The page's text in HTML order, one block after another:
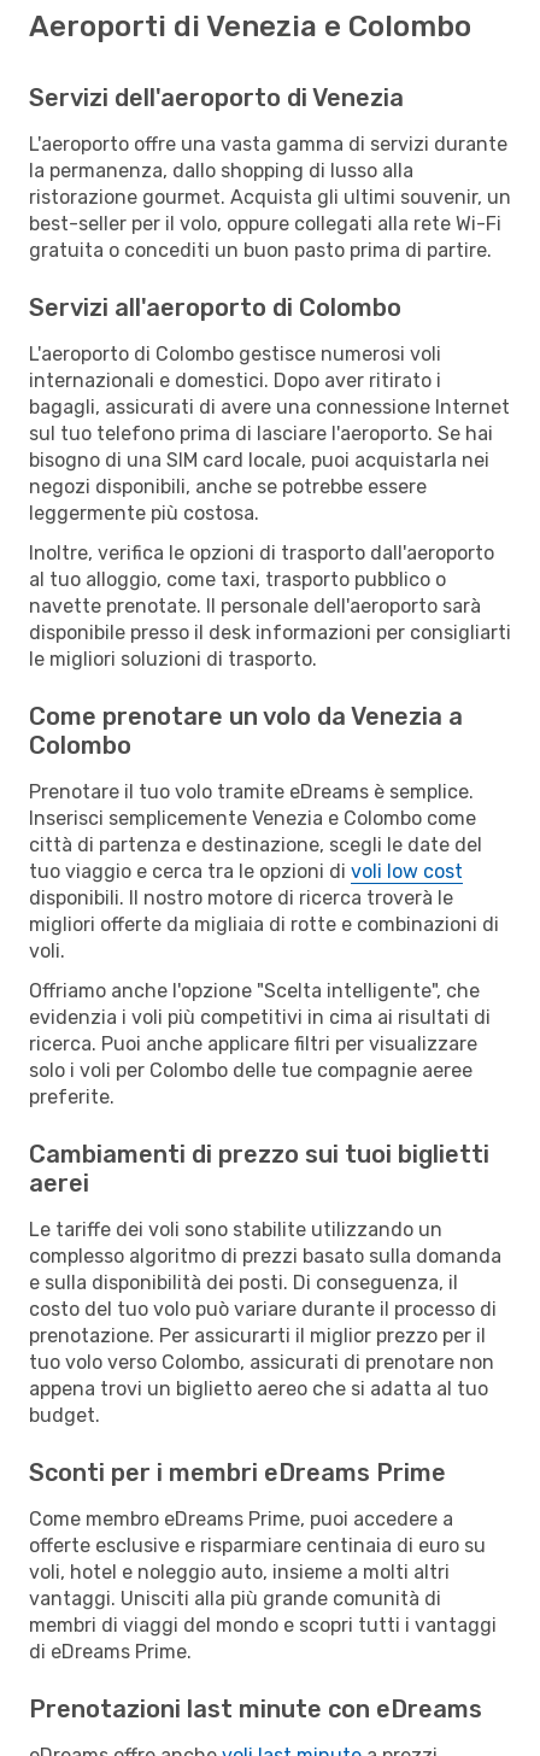
Aeroporti di Venezia e Colombo
Servizi dell'aeroporto di Venezia
L'aeroporto offre una vasta gamma di servizi durante
la permanenza, dallo shopping di lusso alla
ristorazione gourmet. Acquista gli ultimi souvenir, un
best-seller per il volo, oppure collegati alla rete Wi-Fi
gratuita o concediti un buon pasto prima di partire.
Servizi all'aeroporto di Colombo
L'aeroporto di Colombo gestisce numerosi voli
internazionali e domestici. Dopo aver ritirato i
bagagli, assicurati di avere una connessione Internet
sul tuo telefono prima di lasciare l'aeroporto. Se hai
bisogno di una SIM card locale, puoi acquistarla nei
negozi disponibili, anche se potrebbe essere
leggermente più costosa.
Inoltre, verifica le opzioni di trasporto dall'aeroporto
al tuo alloggio, come taxi, trasporto pubblico o
navette prenotate. Il personale dell'aeroporto sarà
disponibile presso il desk informazioni per consigliarti
le migliori soluzioni di trasporto.
Come prenotare un volo da Venezia a
Colombo
Prenotare il tuo volo tramite eDreams è semplice.
Inserisci semplicemente Venezia e Colombo come
città di partenza e destinazione, scegli le date del
tuo viaggio e cerca tra le opzioni di voli low cost
disponibili. Il nostro motore di ricerca troverà le
migliori offerte da migliaia di rotte e combinazioni di
voli.
Offriamo anche l'opzione "Scelta intelligente", che
evidenzia i voli più competitivi in cima ai risultati di
ricerca. Puoi anche applicare filtri per visualizzare
solo i voli per Colombo delle tue compagnie aeree
preferite.
Cambiamenti di prezzo sui tuoi biglietti
aerei
Le tariffe dei voli sono stabilite utilizzando un
complesso algoritmo di prezzi basato sulla domanda
e sulla disponibilità dei posti. Di conseguenza, il
costo del tuo volo può variare durante il processo di
prenotazione. Per assicurarti il miglior prezzo per il
tuo volo verso Colombo, assicurati di prenotare non
appena trovi un biglietto aereo che si adatta al tuo
budget.
Sconti per i membri eDreams Prime
Come membro eDreams Prime, puoi accedere a
offerte esclusive e risparmiare centinaia di euro su
voli, hotel e noleggio auto, insieme a molti altri
vantaggi. Unisciti alla più grande comunità di
membri di viaggi del mondo e scopri tutti i vantaggi
di eDreams Prime.
Prenotazioni last minute con eDreams